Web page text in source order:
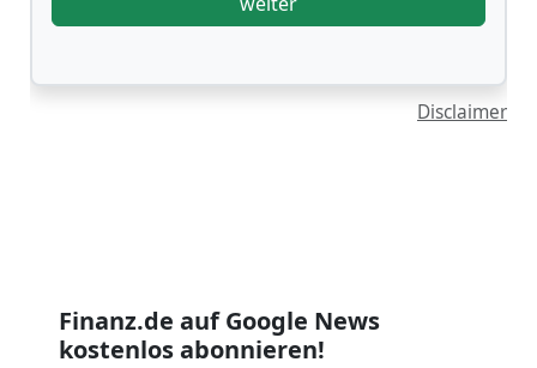
Disclaimer
Finanz.de auf Google News
kostenlos abonnieren!